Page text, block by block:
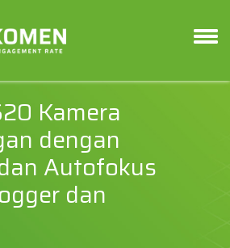
Kamera
dengan
Autofokus
dan